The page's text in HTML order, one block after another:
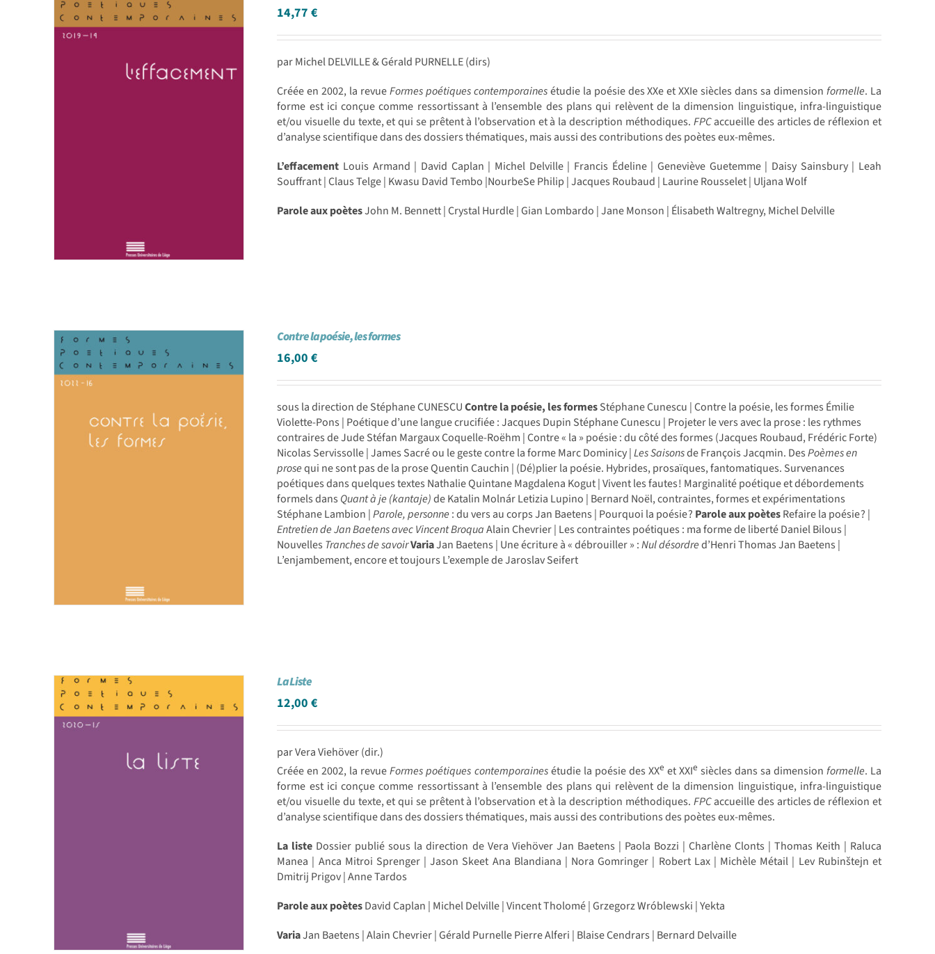
14,77€
par Michel DELVILLE & Gérald PURNELLE (dirs)
Créée en 2002, la revueFormes poétiques contemporainesétudie la poésie des XXe et XXIe siècles dans sa dimensionformelle. La
forme est ici conçue comme ressortissant à l’ensemble des plans qui relèvent de la dimension linguistique, infra-linguistique
et/ou visuelle du texte, et qui se prêtent à l’observation et à la description méthodiques. FPCaccueille des articles de réflexion et
d’analyse scientifique dans des dossiers thématiques, mais aussi des contributions des poètes eux-mêmes.
L’effacement Louis Armand | David Caplan | Michel Delville | Francis Édeline | Geneviève Guetemme | Daisy Sainsbury | Leah
Souffrant | Claus Telge | Kwasu David Tembo |NourbeSe Philip | Jacques Roubaud | Laurine Rousselet | Uljana Wolf
Parole aux poètesJohn M. Bennett | Crystal Hurdle | Gian Lombardo | Jane Monson | Élisabeth Waltregny, Michel Delville
Contre la poésie, les formes
16,00€
sous la direction de Stéphane CUNESCUContre la poésie, les formesStéphane Cunescu | Contre la poésie, les formes Émilie
Violette-Pons | Poétique d’une langue crucifiée : Jacques Dupin Stéphane Cunescu | Projeter le vers avec la prose : les rythmes
contraires de Jude Stéfan Margaux Coquelle-Roëhm | Contre « la » poésie : du côté des formes (Jacques Roubaud, Frédéric Forte)
Nicolas Servissolle | James Sacré ou le geste contre la forme Marc Dominicy |Les Saisonsde François Jacqmin. DesPoèmes en
prosequi ne sont pas de la prose Quentin Cauchin | (Dé)plier la poésie. Hybrides, prosaïques, fantoma­tiques. Survenances
poétiques dans quelques textes Nathalie Quintane Magdalena Kogut | Vivent les fautes ! Marginalité poétique et déborde­ments
formels dans Quant à je (kantaje)de Katalin Molnár Letizia Lupino | Bernard Noël, contraintes, formes et expérimentations
Stéphane Lambion |Parole, personne : du vers au corps Jan Baetens | Pourquoi la poésie ? Parole aux poètesRefaire la poésie ? |
Entretien de Jan Baetens avec Vincent BroquaAlain Chevrier | Les contraintes poétiques : ma forme de liberté Daniel Bilous |
Nouvelles Tranches de savoirVariaJan Baetens | Une écriture à « débrouiller » :Nul désordred’Henri Thomas Jan Baetens |
L’enjambement, encore et toujours L’exemple de Jaroslav Seifert
La Liste
12,00€
par Vera Viehöver (dir.)
Créée en 2002, la revueFormes poétiques contemporainesétudie la poésie des XXe et XXIe siècles dans sa dimension formelle. La
forme est ici conçue comme ressortissant à l’ensemble des plans qui relèvent de la dimension linguistique, infra-linguistique
et/ou visuelle du texte, et qui se prêtent à l’observation et à la description méthodiques. FPCaccueille des articles de réflexion et
d’analyse scientifique dans des dossiers thématiques, mais aussi des contributions des poètes eux-mêmes.
La liste Dossier publié sous la direction de Vera Viehöver Jan Baetens | Paola Bozzi | Charlène Clonts | Thomas Keith | Raluca
Manea | Anca Mitroi Sprenger | Jason Skeet Ana Blandiana | Nora Gomringer | Robert Lax | Michèle Métail | Lev Rubinštejn et
Dmitrij Prigov | Anne Tardos
Parole aux poètesDavid Caplan | Michel Delville | Vincent Tholomé | Grzegorz Wróblewski | Yekta
VariaJan Baetens | Alain Chevrier | Gérald Purnelle Pierre Alferi | Blaise Cendrars | Bernard Delvaille